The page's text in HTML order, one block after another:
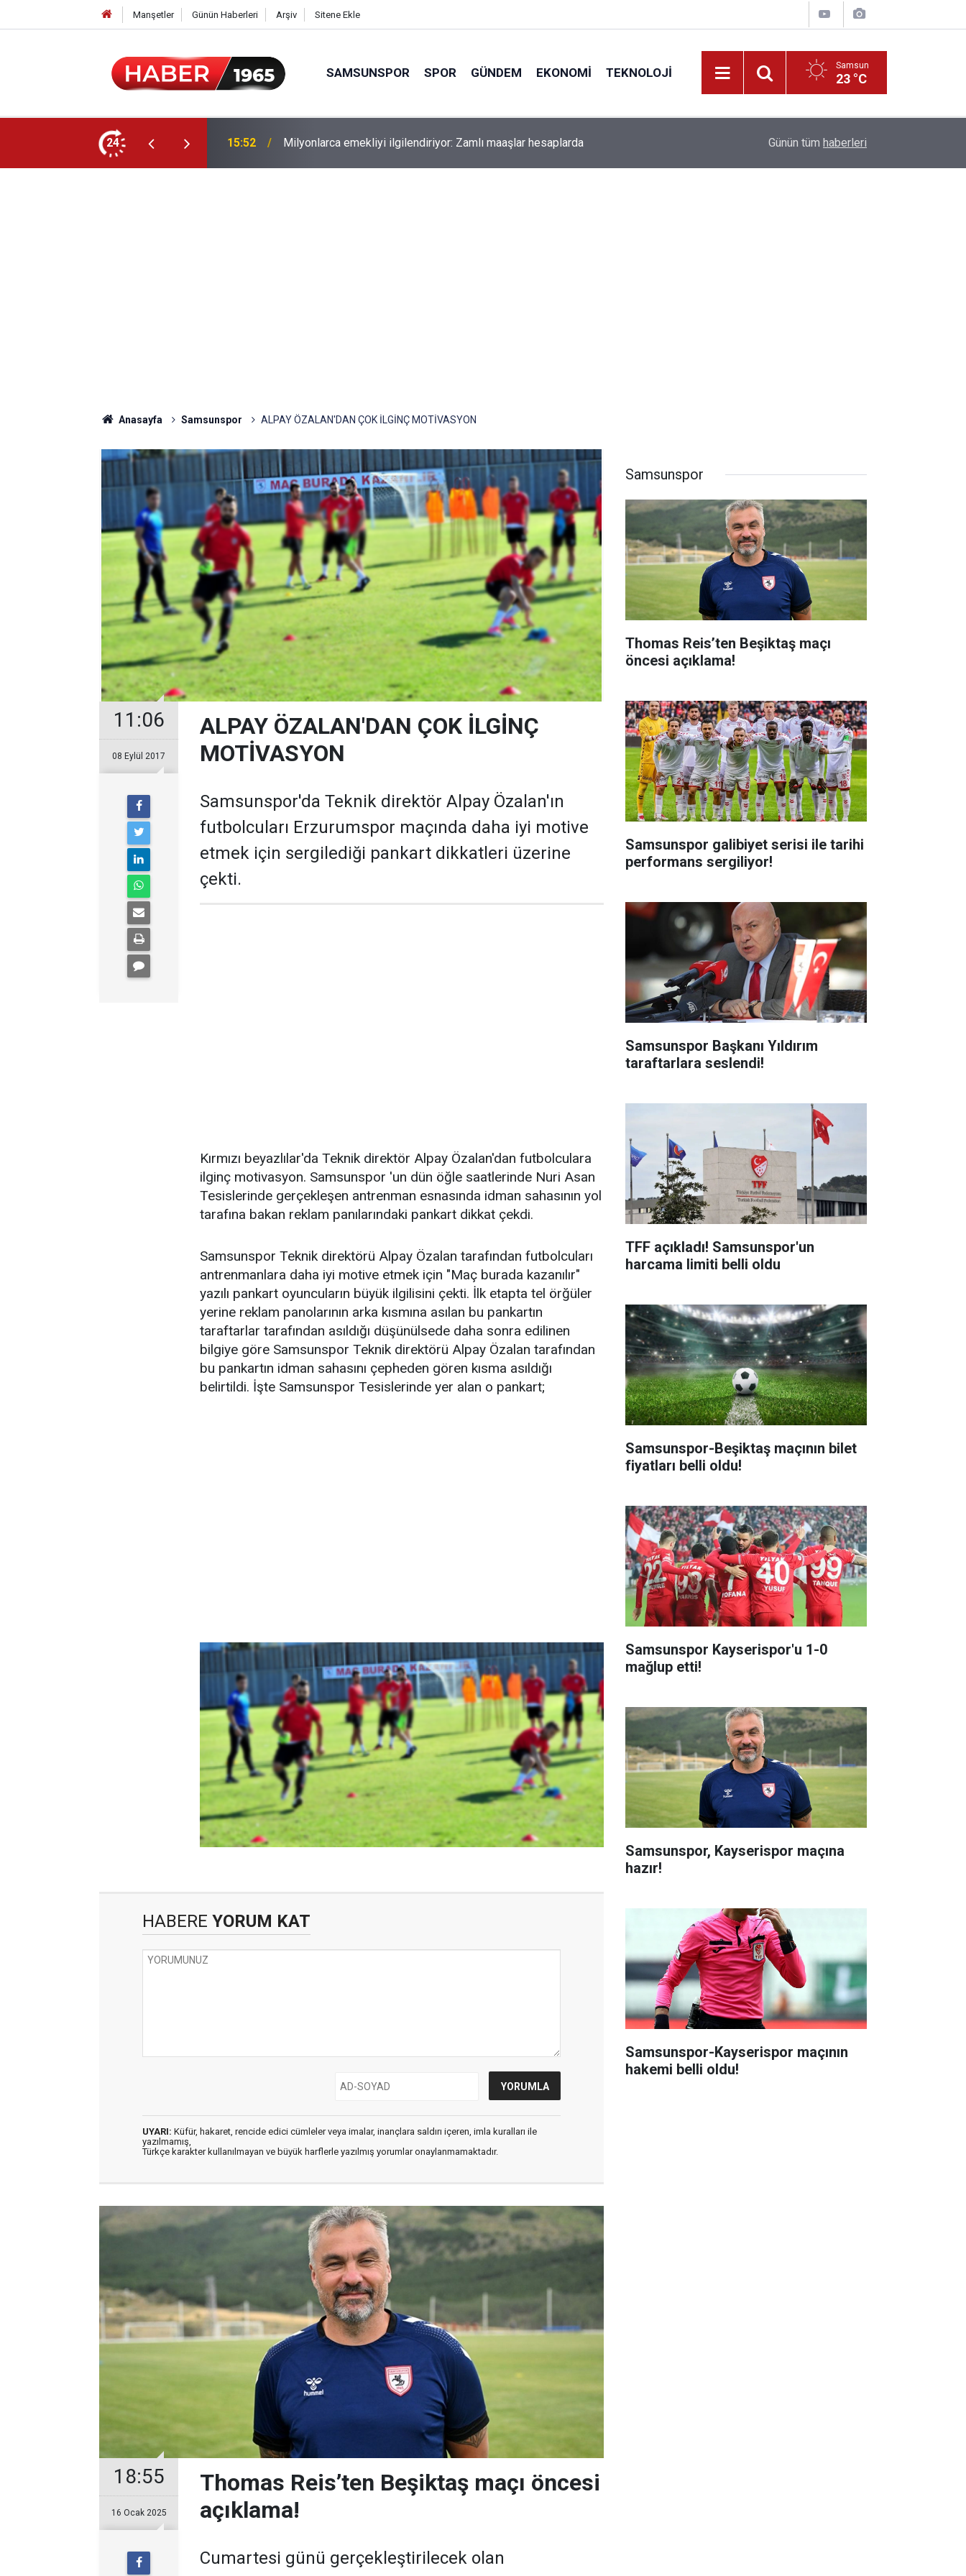
Manşetler Günün Haberleri Arşiv Sitene Ekle
SAMSUNSPOR SPOR GÜNDEM EKONOMI TEKNOLOJI Samsun
23 °C
24 15:52 Milyonlarca emekliyi ilgilendiriyor: Zamlı maaşlar hesaplarda Fahiş fiyatlar nedeniyle işletmelere 101 milyon
Günün tüm haberleri
Anasayfa Samsunspor ALPAY ÖZALAN'DAN ÇOK İLGİNÇ MOTİVASYON
11:06
08 Eylül 2017
ALPAY ÖZALAN'DAN ÇOK İLGİNÇ
MOTİVASYON
Samsunspor'da Teknik direktör Alpay Özalan'ın
futbolcuları Erzurumspor maçında daha iyi motive
etmek için sergilediği pankart dikkatleri üzerine
çekti.
Kırmızı beyazlılar'da Teknik direktör Alpay Özalan'dan futbolculara
ilginç motivasyon. Samsunspor 'un dün öğle saatlerinde Nuri Asan
Tesislerinde gerçekleşen antrenman esnasında idman sahasının yol
tarafına bakan reklam panılarındaki pankart dikkat çekdi.
Samsunspor Teknik direktörü Alpay Özalan tarafından futbolcuları
antrenmanlara daha iyi motive etmek için "Maç burada kazanılır"
yazılı pankart oyuncuların büyük ilgilisini çekti. İlk etapta tel örğüler
yerine reklam panolarının arka kısmına asılan bu pankartın
taraftarlar tarafından asıldığı düşünülsede daha sonra edilinen
bilgiye göre Samsunspor Teknik direktörü Alpay Özalan tarafından
bu pankartın idman sahasını çepheden gören kısma asıldığı
belirtildi. İşte Samsunspor Tesislerinde yer alan o pankart;
HABERE YORUM KAT
UYARI: Küfür, hakaret, rencide edici cümleler veya imalar, inançlara saldırı içeren, imla kuralları ile
yazılmamış,
Türkçe karakter kullanılmayan ve büyük harflerle yazılmış yorumlar onaylanmamaktadır.
18:55
16 Ocak 2025
Thomas Reis’ten Beşiktaş maçı öncesi
açıklama!
Cumartesi günü gerçekleştirilecek olan
Samsunspor
Thomas Reis’ten Beşiktaş maçı
öncesi açıklama!
Samsunspor galibiyet serisi ile tarihi
performans sergiliyor!
Samsunspor Başkanı Yıldırım
taraftarlara seslendi!
TFF açıkladı! Samsunspor'un
harcama limiti belli oldu
Samsunspor-Beşiktaş maçının bilet
fiyatları belli oldu!
Samsunspor Kayserispor'u 1-0
mağlup etti!
Samsunspor, Kayserispor maçına
hazır!
Samsunspor-Kayserispor maçının
hakemi belli oldu!